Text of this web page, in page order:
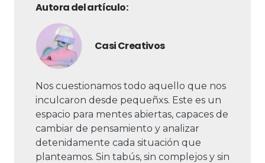
Autora del artículo:
Casi Creativos
Nos cuestionamos todo aquello que nos
inculcaron desde pequeñxs. Este es un
espacio para mentes abiertas, capaces de
cambiar de pensamiento y analizar
detenidamente cada situación que
planteamos. Sin tabús, sin complejos y sin